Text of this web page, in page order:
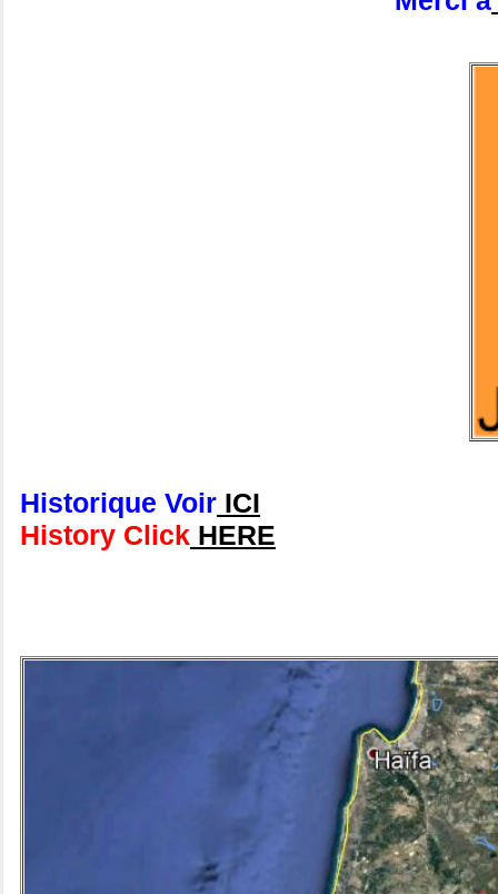
Historique Voir ICI
History Click HERE